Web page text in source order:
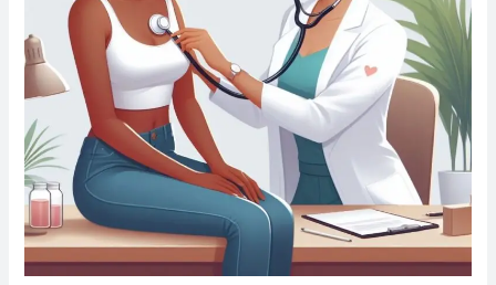
Forma
Natural
y
Efectiva